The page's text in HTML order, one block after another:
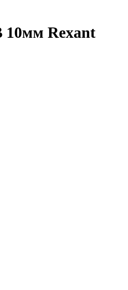
10мм Rexant